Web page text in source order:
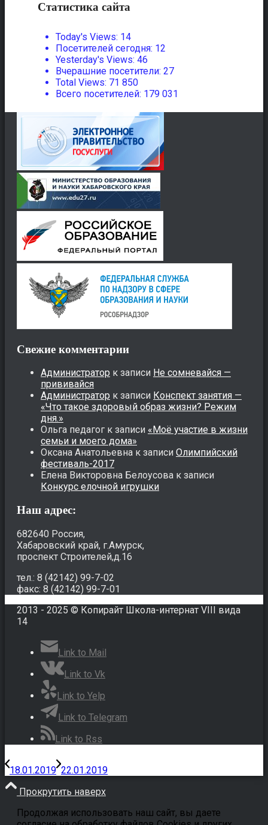
Статистика сайта
Today's Views: 14
Посетителей сегодня: 12
Yesterday's Views: 46
Вчерашние посетители: 27
Total Views: 71 850
Всего посетителей: 179 031
Свежие комментарии
Администратор к записи Не сомневайся —
прививайся
Администратор к записи Конспект занятия —
«Что такое здоровый образ жизни? Режим
дня.»
Ольга педагог к записи «Моё участие в жизни
семьи и моего дома»
Оксана Анатольевна к записи Олимпийский
фестиваль-2017
Елена Викторовна Белоусова к записи
Конкурс елочной игрушки
Наш адрес:
682640 Россия,
Хабаровский край, г.Амурск,
проспект Строителей,д.16
тел.: 8 (42142) 99-7-02
факс: 8 (42142) 99-7-01
2013 - 2025 © Копирайт Школа-интернат VIII вида
14
Link to Mail
Link to Vk
Link to Yelp
Link to Telegram
Link to Rss
18.01.2019 22.01.2019
Прокрутить наверх
Продолжая использовать наш сайт, вы даете